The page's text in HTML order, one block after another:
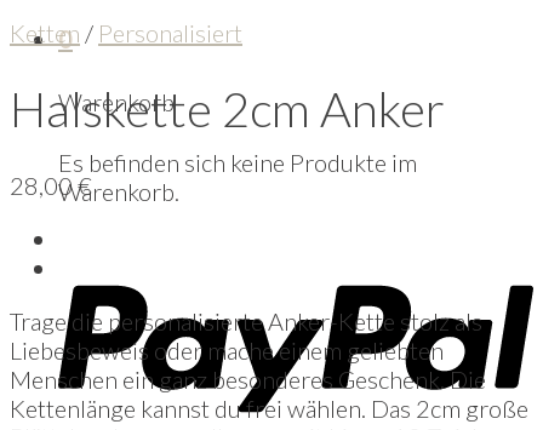
0
Warenkorb
Es befinden sich keine Produkte im
Warenkorb.
Ketten / Personalisiert
Halskette 2cm Anker
28,00€
Trage die personalisierte Anker-Kette stolz als
Liebesbeweis oder mache einem geliebten
Menschen ein ganz besonderes Geschenk. Die
Kettenlänge kannst du frei wählen. Das 2cm große